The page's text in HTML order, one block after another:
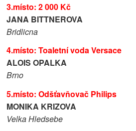
3.místo: 2 000 Kč
JANA BITTNEROVA
Bridlicna
4.místo: Toaletní voda Versace
ALOIS OPALKA
Brno
5.místo: Odšťavňovač Philips
MONIKA KRIZOVA
Velka Hledsebe